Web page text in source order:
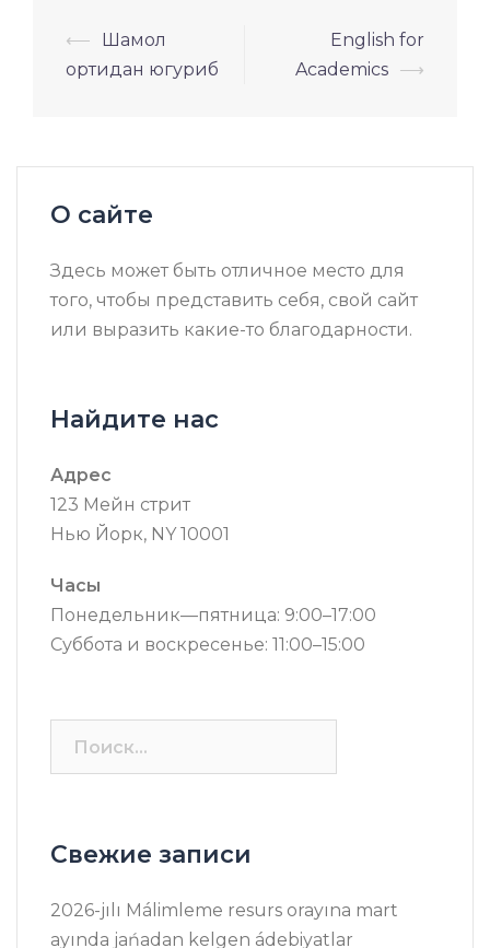
Навигация
по
⟵
Шамол
ортидан югуриб
English for
Academics ⟶
О сайте
Здесь может быть отличное место для
того, чтобы представить себя, свой сайт
или выразить какие-то благодарности.
Найдите нас
Адрес
123 Мейн стрит
Нью Йорк, NY 10001
Часы
Понедельник—пятница: 9:00–17:00
Суббота и воскресенье: 11:00–15:00
Свежие записи
2026-jılı Málimleme resurs оrayına mart
ayında jańadan kelgen ádebiyatlar